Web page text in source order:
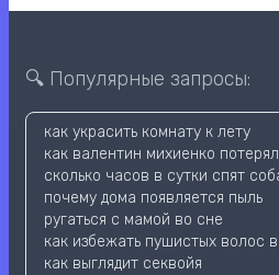
🔍 Популярные запросы:
как украсить комнату к лету
как валентин михиенко
сколько часов в сутки спят
почему дома появляется пыль
ругаться с мамой во сне
как избежать пушистых волос
как выглядит секвойя